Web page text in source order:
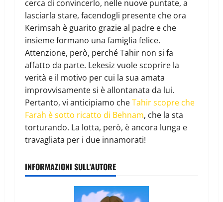
cerca di convincerlo, nelle nuove puntate, a
lasciarla stare, facendogli presente che ora
Kerimsah è guarito grazie al padre e che
insieme formano una famiglia felice.
Attenzione, però, perché Tahir non si fa
affatto da parte. Lekesiz vuole scoprire la
verità e il motivo per cui la sua amata
improvvisamente si è allontanata da lui.
Pertanto, vi anticipiamo cheTahir scopre che
Farah è sotto ricatto di Behnam, che la sta
torturando. La lotta, però, è ancora lunga e
travagliata per i due innamorati!
INFORMAZIONI SULL'AUTORE